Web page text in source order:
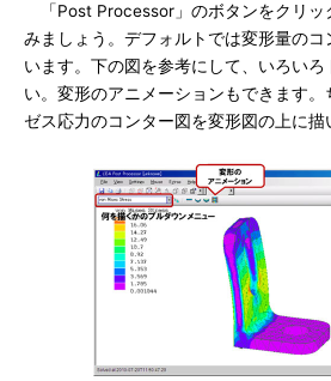
「Post Processor」のボタンをクリッ
みましょう。デフォルトでは変形量の
います。下の図を参考にして、いろいろ
い。変形のアニメーションもできます
ゼス応力のコンター図を変形図の上に描